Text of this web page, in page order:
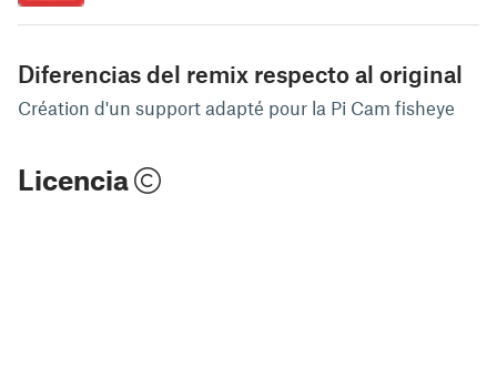
Diferencias del remix respecto al original
Création d'un support adapté pour la Pi Cam fisheye
Licencia